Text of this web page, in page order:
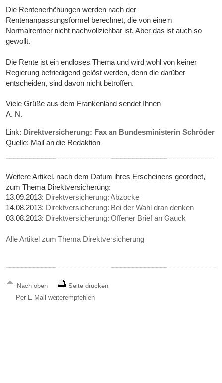
Die Rentenerhöhungen werden nach der
Rentenanpassungsformel berechnet, die von einem
Normalrentner nicht nachvollziehbar ist. Aber das ist auch so
gewollt.
Die Rente ist ein endloses Thema und wird wohl von keiner
Regierung befriedigend gelöst werden, denn die darüber
entscheiden, sind davon nicht betroffen.
Viele Grüße aus dem Frankenland sendet Ihnen
A. N.
Link: Direktversicherung: Fax an Bundesministerin Schröder
Quelle: Mail an die Redaktion
Weitere Artikel, nach dem Datum ihres Erscheinens geordnet,
zum Thema Direktversicherung:
13.09.2013: Direktversicherung: Abzocke
14.08.2013: Direktversicherung: Bei der Wahl dran denken
03.08.2013: Direktversicherung: Offener Brief an Gauck
Alle Artikel zum Thema Direktversicherung
Nach oben
Seite drucken
Per E-Mail weiterempfehlen